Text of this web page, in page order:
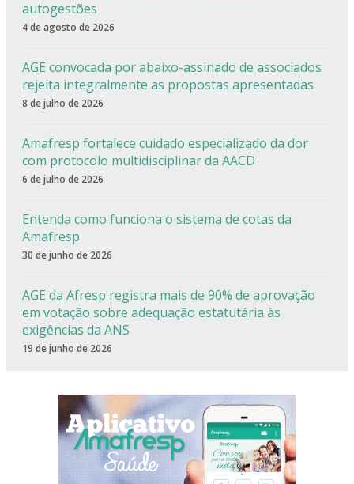
autogestões
4 de agosto de 2026
AGE convocada por abaixo-assinado de associados
rejeita integralmente as propostas apresentadas
8 de julho de 2026
Amafresp fortalece cuidado especializado da dor
com protocolo multidisciplinar da AACD
6 de julho de 2026
Entenda como funciona o sistema de cotas da
Amafresp
30 de junho de 2026
AGE da Afresp registra mais de 90% de aprovação
em votação sobre adequação estatutária às
exigências da ANS
19 de junho de 2026